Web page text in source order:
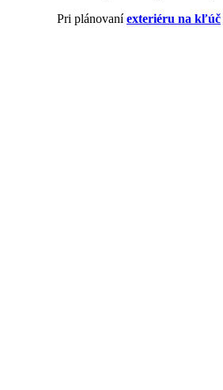
Pri plánovaníexteriéru na kľúč